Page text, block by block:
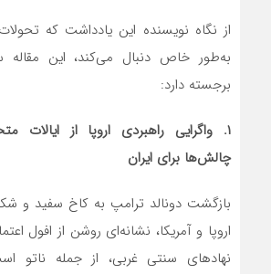
از نگاه نویسنده این یادداشت که
به‌طور خاص دنبال می‌کند، این
برجسته دارد:
۱. واگرایی راهبردی اروپا از
چالش‌ها برای ایران
بازگشت دونالد ترامپ به کاخ سفید و
اروپا و آمریکا، نشانه‌ای روشن از افول
نهادهای سنتی غربی، از جمله ناتو